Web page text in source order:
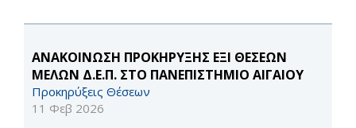
ΑΝΑΚΟΙΝΩΣΗ ΠΡΟΚΗΡΥΞΗΣ ΕΞΙ ΘΕΣΕΩΝ
ΜΕΛΩΝ Δ.Ε.Π. ΣΤΟ ΠΑΝΕΠΙΣΤΗΜΙΟ ΑΙΓΑΙΟΥ
Προκηρύξεις Θέσεων
11 Φεβ 2026